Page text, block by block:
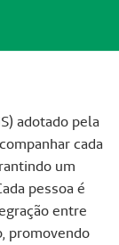
adotado pela
cada
um
pessoa é
entre
promovendo